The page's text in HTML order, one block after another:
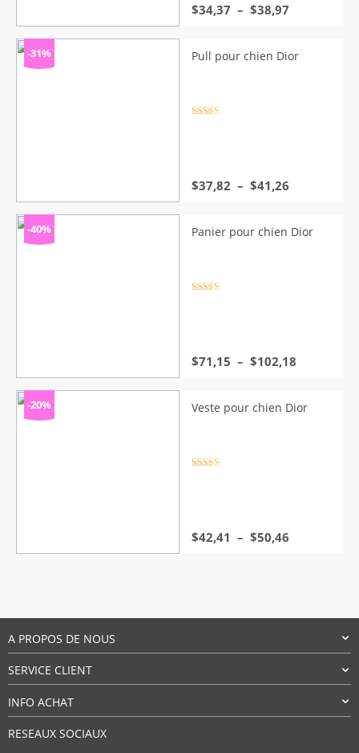
$34,37 – $38,97
$34,37
-31% Pull pour chien Dior
$37,82 – $41,26
$37,82
-40% Panier pour chien Dior
$71,15 – $102,18
$71,15
-20% Veste pour chien Dior
$42,41 – $50,46
A PROPOS DE NOUS
SERVICE CLIENT
INFO ACHAT
RESEAUX SOCIAUX